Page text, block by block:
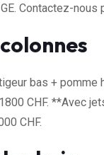
Contactez-nous
bas + pomme
CHF. **Avec
CHF.